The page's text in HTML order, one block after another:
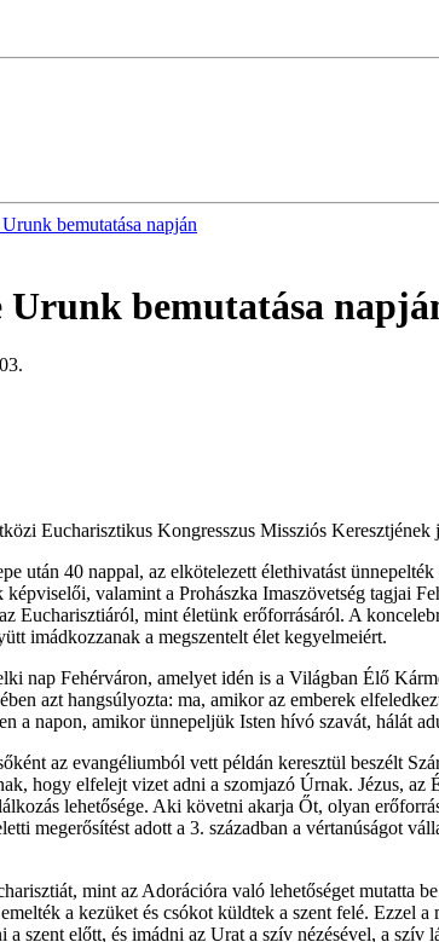
bemutatása napján
Urunk bemutatása
Eucharisztikus Kongresszus Missziós Keresztjének
után 40 nappal, az elkötelezett élethivatást
valamint a Prohászka Imaszövetség tagjai
Eucharisztiáról, mint életünk erőforrásáról. A
imádkozzanak a megszentelt élet kegyelmeiért.
nap Fehérváron, amelyet idén is a Világban Élő
azt hangsúlyozta: ma, amikor az emberek
a napon, amikor ünnepeljük Isten hívó szavát, hálát
az evangéliumból vett példán keresztül beszélt
hogy elfelejt vizet adni a szomjazó Úrnak. Jézus,
lehetősége. Aki követni akarja Őt, olyan
megerősítést adott a 3. században a vértanúságot
mint az Adorációra való lehetőséget mutatta
a kezüket és csókot küldtek a szent felé.
szent előtt, és imádni az Urat a szív nézésével, a szív